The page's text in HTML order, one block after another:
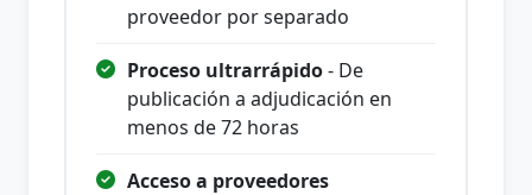
proveedor por separado
Proceso ultrarrápido- De
publicación a adjudicación en
menos de 72 horas
Acceso a proveedores